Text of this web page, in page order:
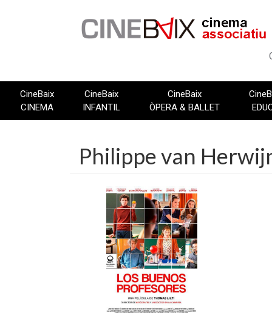
CineBaix
CINEMA
CineBaix
INFANTIL
CineBaix
ÒPERA & BALLET
Philippe van